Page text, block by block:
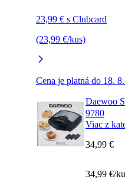
23,99 € s Clubcard
(23,99 €/kus)
Cena je platná do 18.
Daewoo
9780
Viac z
34,99 €
34,99 €/